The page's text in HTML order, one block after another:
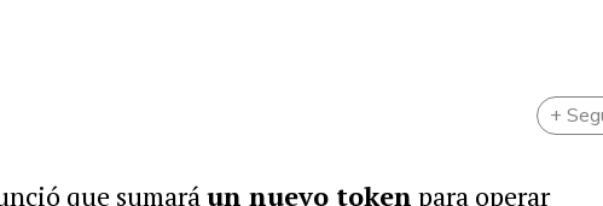
+
que sumaráun nuevo token para operar